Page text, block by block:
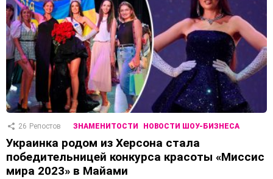
26 Репостов ЗНАМЕНИТОСТИ НОВОСТИ ШОУ-БИЗНЕСА
Украинка родом из Херсона стала
победительницей конкурса красоты «Миссис
мира 2023» в Майами